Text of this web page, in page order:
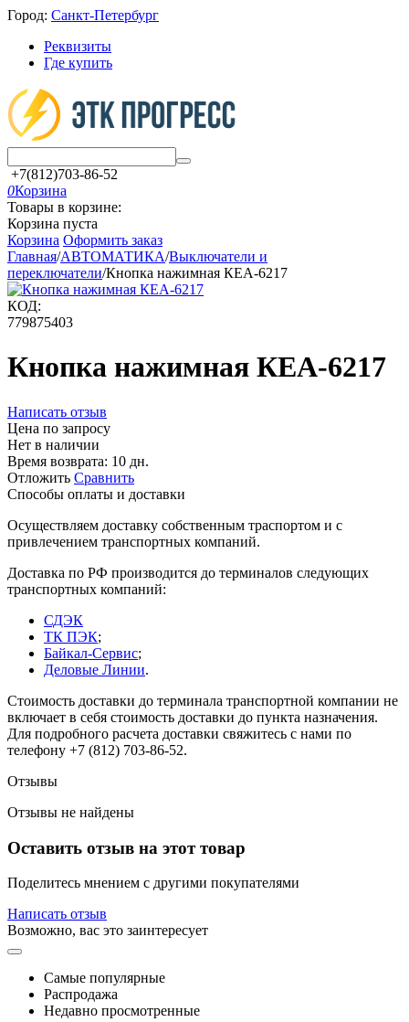
Город: Санкт-Петербург
Реквизиты
Где купить
+7(812)703-86-52
0Корзина
Товары в корзине:
Корзина пуста
Корзина Оформить заказ
Главная/АВТОМАТИКА/Выключатели и
переключатели/Кнопка нажимная КЕА-6217
КОД:
779875403
Кнопка нажимная КЕА-6217
Написать отзыв
Цена по запросу
Нет в наличии
Время возврата: 10 дн.
Отложить Сравнить
Способы оплаты и доставки
Осуществляем доставку собственным траспортом и с
привлечением транспортных компаний.
Доставка по РФ производится до терминалов следующих
транспортных компаний:
СДЭК
ТК ПЭК;
Байкал-Сервис;
Деловые Линии.
Стоимость доставки до терминала транспортной компании не
включает в себя стоимость доставки до пункта назначения.
Для подробного расчета доставки свяжитесь с нами по
телефону +7 (812) 703-86-52.
Отзывы
Отзывы не найдены
Оставить отзыв на этот товар
Поделитесь мнением с другими покупателями
Написать отзыв
Возможно, вас это заинтересует
Самые популярные
Распродажа
Недавно просмотренные